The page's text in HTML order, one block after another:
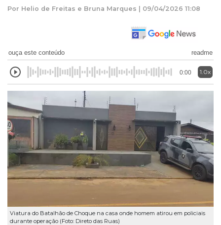
Por Helio de Freitas e Bruna Marques | 09/04/2026 11:08
ouça este conteúdo readme
0:00 1.0x
Viatura do Batalhão de Choque na casa onde homem atirou em policiais
durante operação (Foto: Direto das Ruas)